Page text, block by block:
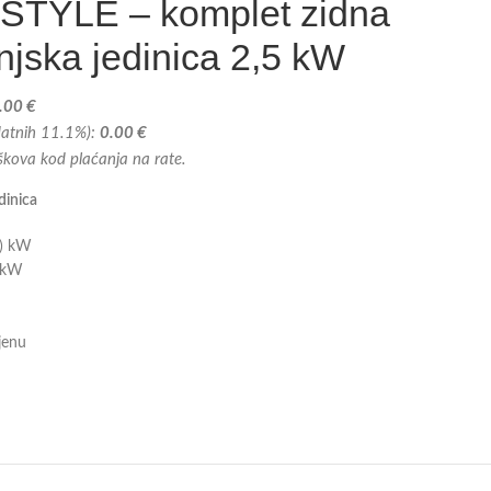
– komplet zidna
jedinica 2,5 kW
€
11.1%): 0.00 €
kod plaćanja na rate.
kW